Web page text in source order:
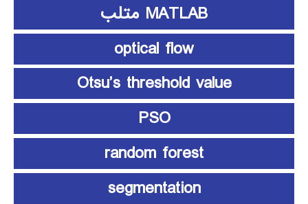
MATLAB متلب
optical flow
Otsu’s threshold value
PSO
random forest
segmentation